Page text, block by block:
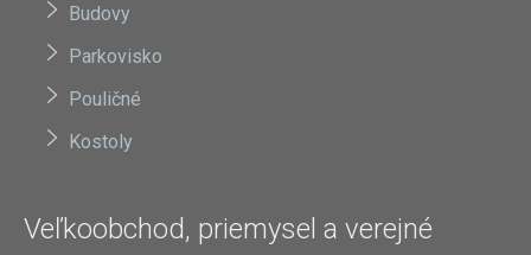
Budovy
Parkovisko
Pouličné
Kostoly
Veľkoobchod, priemysel a verejné